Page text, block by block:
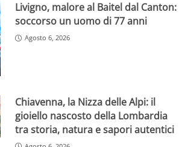
Livigno, malore al Baitel dal Canton:
soccorso un uomo di 77 anni
Agosto 6, 2026
Chiavenna, la Nizza delle Alpi: il
gioiello nascosto della Lombardia
tra storia, natura e sapori autentici